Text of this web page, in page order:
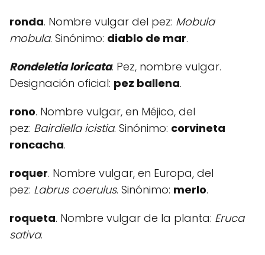
ronda. Nombre vulgar del pez: Mobula
mobula. Sinónimo: diablo de mar.
Rondeletia loricata. Pez, nombre vulgar.
Designación oficial: pez ballena.
rono. Nombre vulgar, en Méjico, del
pez: Bairdiella icistia. Sinónimo: corvineta
roncacha.
roquer. Nombre vulgar, en Europa, del
pez: Labrus coerulus. Sinónimo: merlo.
roqueta. Nombre vulgar de la planta: Eruca
sativa.